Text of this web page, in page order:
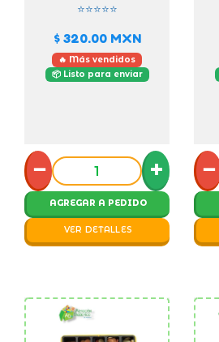
⭐⭐⭐⭐⭐
$ 320.00MXN
🔥 Más vendidos
📦 Listo para enviar
− +
AGREGAR A PEDIDO
VER DETALLES
−